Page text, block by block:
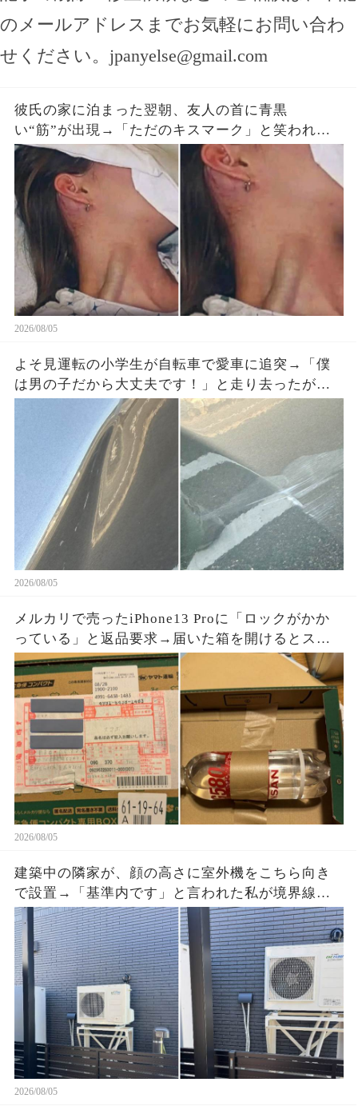
のメールアドレスまでお気軽にお問い合わ
せください。 jpanyelse@gmail.com
彼氏の家に泊まった翌朝、友人の首に青黒
い“筋”が出現→「ただのキスマーク」と笑われた
が、医師は昨夜の首への圧迫を確認した
2026/08/05
よそ見運転の小学生が自転車で愛車に追突→「僕
は男の子だから大丈夫です！」と走り去ったが、
ドラレコに残った一言で両親が戻ってきた
2026/08/05
メルカリで売ったiPhone13 Proに「ロックがかか
っている」と返品要求→届いた箱を開けるとスマ
ホはなく、重量を合わせたペットボトルが固定さ
れていた
2026/08/05
建築中の隣家が、顔の高さに室外機をこちら向き
で設置→「基準内です」と言われた私が境界線と
排気方向の写真を送ると、現場監督が工事を止め
た
2026/08/05